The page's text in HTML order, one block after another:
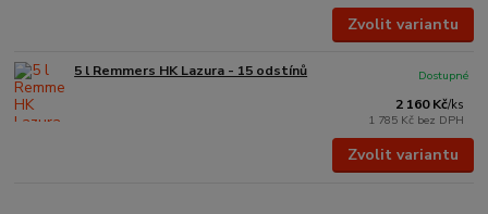
Zvolit variantu
5 l Remmers HK Lazura - 15 odstínů
2 160 Kč/ks
1 785 Kč bez DPH
Dostupné
Zvolit variantu